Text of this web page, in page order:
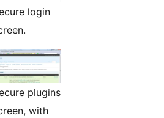
login
plugins
with